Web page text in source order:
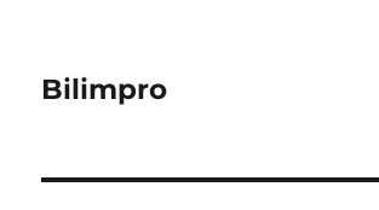
Bilimpro